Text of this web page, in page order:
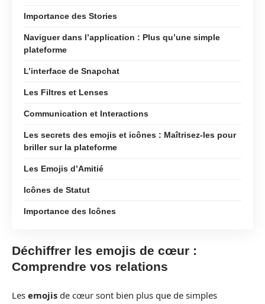
Importance des Stories
Naviguer dans l’application : Plus qu’une simple
plateforme
L’interface de Snapchat
Les Filtres et Lenses
Communication et Interactions
Les secrets des emojis et icônes : Maîtrisez-les pour
briller sur la plateforme
Les Emojis d’Amitié
Icônes de Statut
Importance des Icônes
Déchiffrer les emojis de cœur :
Comprendre vos relations
Les emojis de cœur sont bien plus que de simples